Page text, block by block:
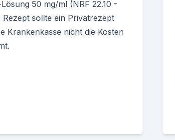
50 mg/ml (NRF 22.10 -
sollte ein Privatrezept
Krankenkasse nicht die Kosten